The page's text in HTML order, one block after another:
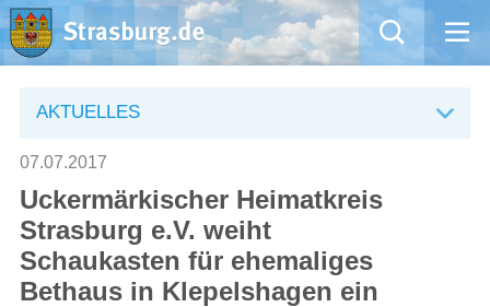
Aktuelles
Rathaus
Natur – Kultur – Tourismus
AKTUELLES
07.07.2017
Uckermärkischer Heimatkreis
Strasburg e.V. weiht
Schaukasten für ehemaliges
Bethaus in Klepelshagen ein